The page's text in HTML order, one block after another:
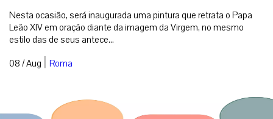
Nesta ocasião, será inaugurada uma pintura que retrata o Papa
Leão XIV em oração diante da imagem da Virgem, no mesmo
estilo das de seus antece...
08 / Aug | Roma